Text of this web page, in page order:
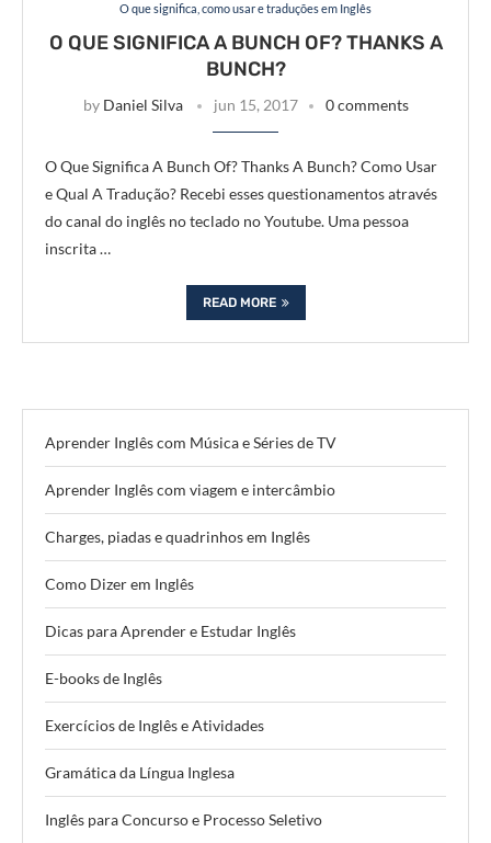
O que significa, como usar e traduções em Inglês
O QUE SIGNIFICA A BUNCH OF? THANKS A
BUNCH?
by Daniel Silva jun 15, 2017 0 comments
O Que Significa A Bunch Of? Thanks A Bunch? Como Usar
e Qual A Tradução? Recebi esses questionamentos através
do canal do inglês no teclado no Youtube. Uma pessoa
inscrita …
READ MORE
Aprender Inglês com Música e Séries de TV
Aprender Inglês com viagem e intercâmbio
Charges, piadas e quadrinhos em Inglês
Como Dizer em Inglês
Dicas para Aprender e Estudar Inglês
E-books de Inglês
Exercícios de Inglês e Atividades
Gramática da Língua Inglesa
Inglês para Concurso e Processo Seletivo